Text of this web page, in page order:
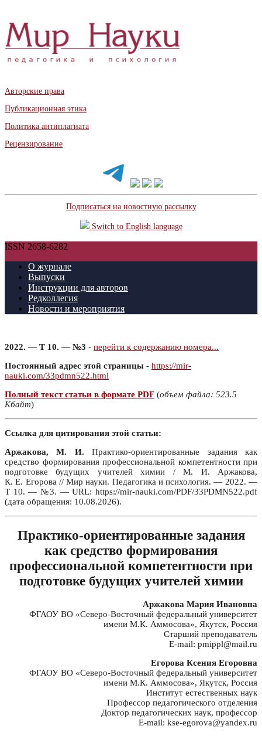
Авторские права
Публикационная этика
Политика антиплагиата
Рецензирование
Подписаться на новостную рассылку
Switch to English language
ISSN 2658-6282
О журнале
Выпуски
Инструкции для авторов
Редколлегия
Новости и мероприятия
2022. — Т 10. — №3 - перейти к содержанию номера...
Постоянный адрес этой страницы - https://mir-
nauki.com/33pdmn522.html
Полный текст статьи в формате PDF (объем файла: 523.5
Кбайт)
Ссылка для цитирования этой статьи:
Аржакова, М. И. Практико-ориентированные задания как
средство формирования профессиональной компетентности при
подготовке будущих учителей химии / М. И. Аржакова,
К. Е. Егорова // Мир науки. Педагогика и психология. — 2022. —
Т 10. — №3. — URL: https://mir-nauki.com/PDF/33PDMN522.pdf
(дата обращения: 10.08.2026).
Практико-ориентированные задания
как средство формирования
профессиональной компетентности при
подготовке будущих учителей химии
Аржакова Мария Ивановна
ФГАОУ ВО «Северо-Восточный федеральный университет
имени М.К. Аммосова», Якутск, Россия
Старший преподаватель
E-mail: pmippl@mail.ru
Егорова Ксения Егоровна
ФГАОУ ВО «Северо-Восточный федеральный университет
имени М.К. Аммосова», Якутск, Россия
Институт естественных наук
Профессор педагогического отделения
Доктор педагогических наук, профессор
E-mail: kse-egorova@yandex.ru